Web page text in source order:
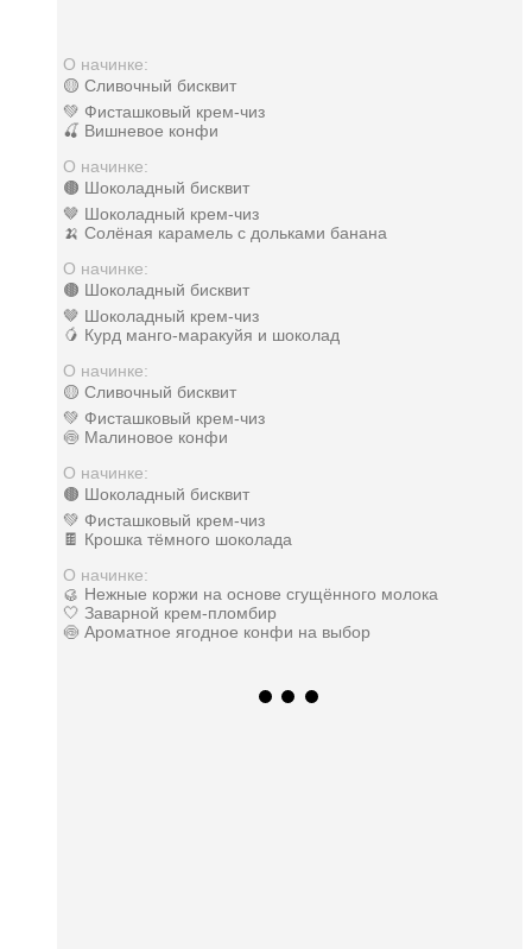
О начинке:
🟡 Сливочный бисквит
💚 Фисташковый крем-чиз
🍒 Вишневое конфи
О начинке:
🟤 Шоколадный бисквит
🤎 Шоколадный крем-чиз
🍌 Солёная карамель с дольками банана
О начинке:
🟤 Шоколадный бисквит
🤎 Шоколадный крем-чиз
🥭 Курд манго-маракуйя и шоколад
О начинке:
🟡 Сливочный бисквит
💚 Фисташковый крем-чиз
🍥 Малиновое конфи
О начинке:
🟤 Шоколадный бисквит
💚 Фисташковый крем-чиз
🍫 Крошка тёмного шоколада
О начинке:
🥮 Нежные коржи на основе сгущённого молока
🤍 Заварной крем-пломбир
🍥 Ароматное ягодное конфи на выбор